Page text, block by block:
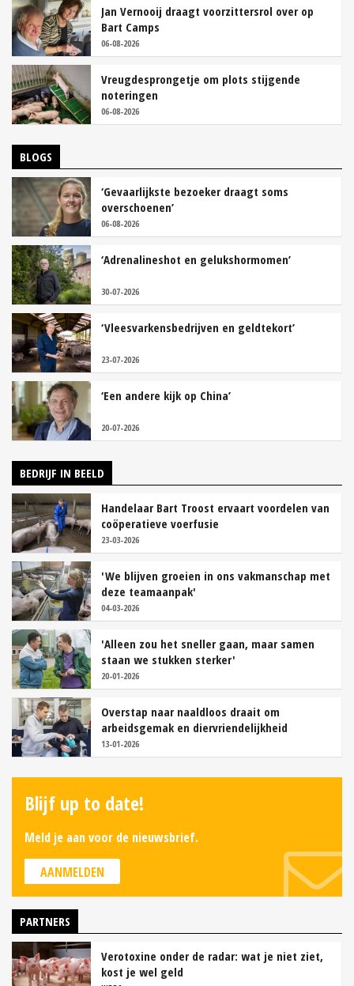
Jan Vernooij draagt voorzittersrol over op
Bart Camps
06-08-2026
Vreugdesprongetje om plots stijgende
noteringen
06-08-2026
BLOGS
‘Gevaarlijkste bezoeker draagt soms
overschoenen’
06-08-2026
‘Adrenalineshot en gelukshormomen’
30-07-2026
‘Vleesvarkensbedrijven en geldtekort’
23-07-2026
‘Een andere kijk op China’
20-07-2026
BEDRIJF IN BEELD
Handelaar Bart Troost ervaart voordelen van
coöperatieve voerfusie
23-03-2026
'We blijven groeien in ons vakmanschap met
deze teamaanpak'
04-03-2026
'Alleen zou het sneller gaan, maar samen
staan we stukken sterker'
20-01-2026
Overstap naar naaldloos draait om
arbeidsgemak en diervriendelijkheid
13-01-2026
Blijf up to date!
Meld je aan voor de nieuwsbrief.
AANMELDEN
PARTNERS
Verotoxine onder de radar: wat je niet ziet,
kost je wel geld